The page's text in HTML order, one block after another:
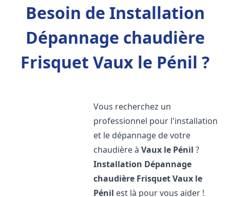
Besoin de Installation
Dépannage chaudière
Frisquet Vaux le Pénil ?
Vous recherchez un
professionnel pour l'installation
et le dépannage de votre
chaudière àVaux le Pénil ?
Installation Dépannage
chaudière FrisquetVaux le
Pénil est là pour vous aider !